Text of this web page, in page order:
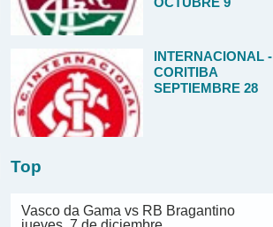
INTERNACIONAL -
CORITIBA
SEPTIEMBRE 28
Top
Vasco da Gama vs RB Bragantino